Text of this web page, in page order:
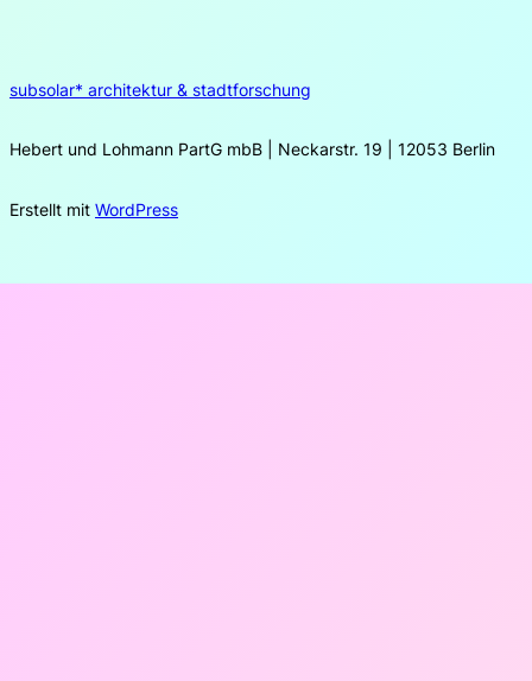
subsolar* architektur & stadtforschung
Hebert und Lohmann PartG mbB | Neckarstr. 19 | 12053 Berlin
Erstellt mit WordPress